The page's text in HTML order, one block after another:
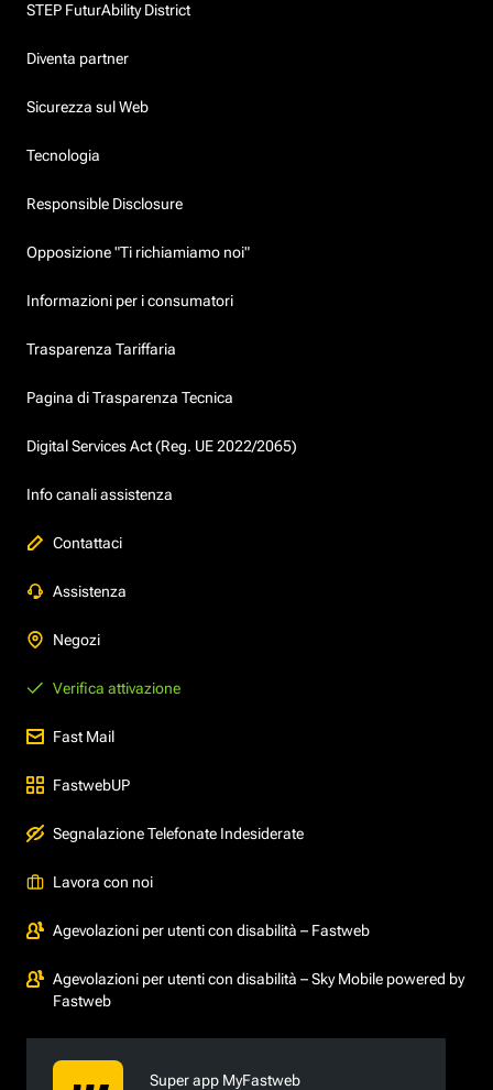
STEP FuturAbility District
Diventa partner
Sicurezza sul Web
Tecnologia
Responsible Disclosure
Opposizione "Ti richiamiamo noi"
Informazioni per i consumatori
Trasparenza Tariffaria
Pagina di Trasparenza Tecnica
Digital Services Act (Reg. UE 2022/2065)
Info canali assistenza
Contattaci
Assistenza
Negozi
Verifica attivazione
Fast Mail
FastwebUP
Segnalazione Telefonate Indesiderate
Lavora con noi
Agevolazioni per utenti con disabilità – Fastweb
Agevolazioni per utenti con disabilità – Sky Mobile powered by
Fastweb
Super app MyFastweb